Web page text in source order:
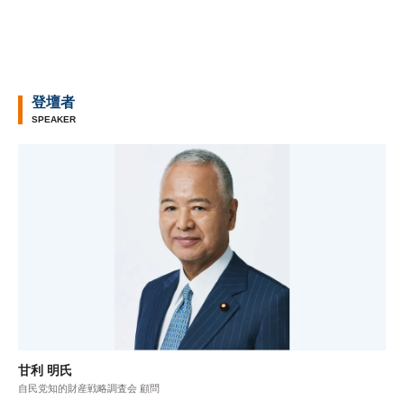
登壇者
SPEAKER
甘利 明氏
自民党知的財産戦略調査会 顧問